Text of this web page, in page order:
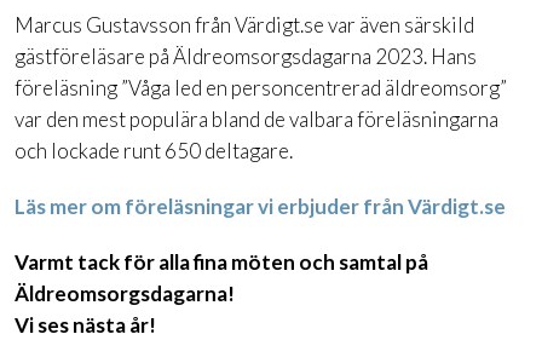
Marcus Gustavsson från Värdigt.se var även särskild
gästföreläsare på Äldreomsorgsdagarna 2023. Hans
föreläsning ”Våga led en personcentrerad äldreomsorg”
var den mest populära bland de valbara föreläsningarna
och lockade runt 650 deltagare.
Läs mer om föreläsningar vi erbjuder från Värdigt.se
Varmt tack för alla fina möten och samtal på
Äldreomsorgsdagarna!
Vi ses nästa år!